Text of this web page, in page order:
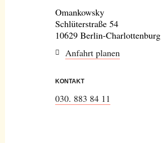
Omankowsky
Schlüterstraße 54
10629 Berlin-Charlottenburg
Anfahrt planen
KONTAKT
030. 883 84 11